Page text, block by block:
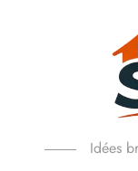
Idées